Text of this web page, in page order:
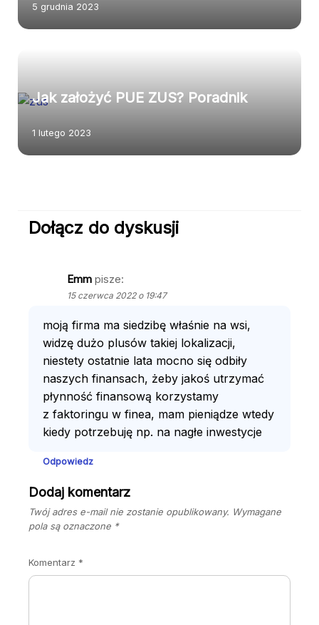
5 grudnia 2023
Jak założyć PUE ZUS? Poradnik
1 lutego 2023
Dołącz do dyskusji
Emm pisze:
15 czerwca 2022 o 19:47
moją firma ma siedzibę właśnie na wsi,
widzę dużo plusów takiej lokalizacji,
niestety ostatnie lata mocno się odbiły
naszych finansach, żeby jakoś utrzymać
płynność finansową korzystamy
z faktoringu w finea, mam pieniądze wtedy
kiedy potrzebuję np. na nagłe inwestycje
Odpowiedz
Dodaj komentarz
Twój adres e-mail nie zostanie opublikowany. Wymagane
pola są oznaczone *
Komentarz *